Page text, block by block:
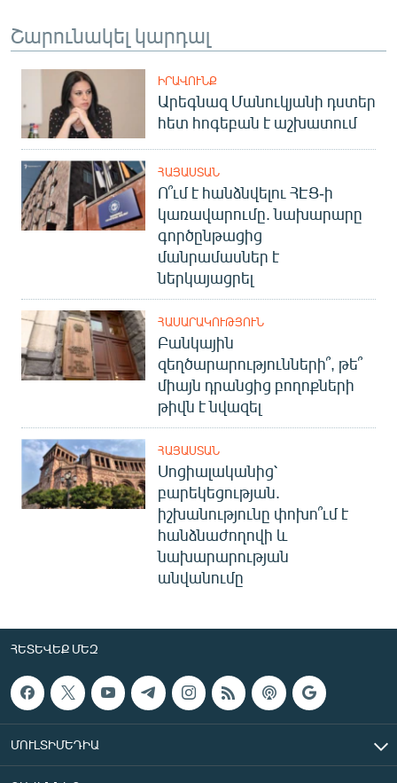
Շարունակել կարդալ
ԻՐԱՎՈՒՆՔ
Արեգնազ Մանուկյանի դստեր
հետ հոգեբան է աշխատում
ՀԱՅԱՍՏԱՆ
Ո՞ւմ է հանձնվելու ՀԷՑ-ի
կառավարումը. նախարարը
գործընթացից
մանրամասներ է
ներկայացրել
ՀԱՍԱՐԱԿՈՒԹՅՈՒՆ
Բանկային
զեղծարարությունների՞, թե՞
միայն դրանցից բողոքների
թիվն է նվազել
ՀԱՅԱՍՏԱՆ
Սոցիալականից՝
բարեկեցության.
իշխանությունը փոխո՞ւմ է
հանձնաժողովի և
նախարարության
անվանումը
ՀԵՏԵՎԵՔ ՄԵԶ
ՄՈՒԼՏԻՄԵԴԻԱ